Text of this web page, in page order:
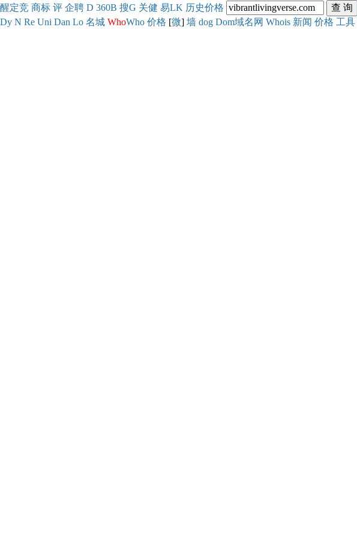
醒定竞 商标 评 企聘 D 360B 搜G 关健 易LK 历史价格
Dy N Re Uni Dan Lo 名城 WhoWho 价格 [微] 墙 dog Dom域名网 Whois 新闻 价格 工具